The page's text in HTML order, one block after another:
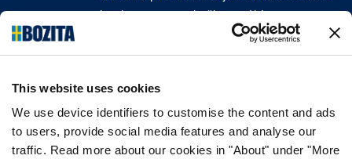
This website uses cookies
We use device identifiers to customise the content and ads
to users, provide social media features and analyse our
traffic. Read more about our cookies in "About" under "More
krmiva pro psy a kočky vyrábíme z vysoce
kvalitních surovin a bez jakýchkoli přísad!
SÍTÍCH